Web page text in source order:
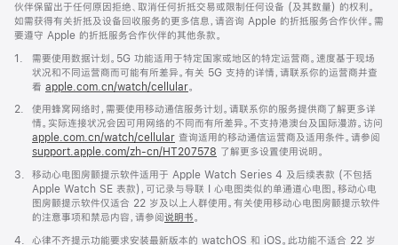
伙伴保留出于任何原因拒绝、取消任何折抵交易或限制任何设备 (及其数量) 的权利。
如需获得有关折抵及设备回收服务的更多信息，请咨询 Apple 的折抵服务合作伙伴。需
要遵守 Apple 的折抵服务合作伙伴的其他条款。
脚
1.
需要使用数据计划。5G 功能适用于特定国家或地区的特定运营商。速度基于现场
状况和不同运营商而可能有所差异。有关 5G 支持的详情，请联系你的运营商并查
看 apple.com.cn/watch/cellular。
脚
2.
使用蜂窝网络时，需要使用移动通信服务计划。请联系你的服务提供商了解更多详
情。实际连接状况会因可用网络的不同而有所差异。不支持港澳台及国际漫游。访问
apple.com.cn/watch/cellular 查询适用的移动通信运营商及适用条件。请参阅
support.apple.com/zh-cn/HT207578 (在
窗
口
中
开)
了解更多设置使用说明。
脚
3.
移动心电图房颤提示软件适用于 Apple Watch Series 4 及后续表款 (不包括
Apple Watch SE 表款)，可记录与导联 I 心电图类似的单通道心电图。移动心电
图房颤提示软件仅适合 22 岁及以上人群使用。有关使用移动心电图房颤提示软件
的注意事项和禁忌内容，请参阅说明书。
脚
4.
心律不齐提示功能要求安装最新版本的 watchOS 和 iOS。此功能不适合 22 岁